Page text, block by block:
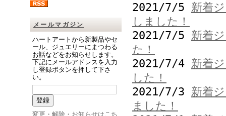
メールマガジン
ハートアートから新製品やセ
ール、ジュエリーにまつわる
お話などをお知らせします。
下記にメールアドレスを入力
し登録ボタンを押して下さ
い。
変更・解除・お知らせはこち
2021/7/5 新着
しました！
2021/7/5 新着
た！
2021/7/4 新着
した！
2021/7/3 新着
ました！